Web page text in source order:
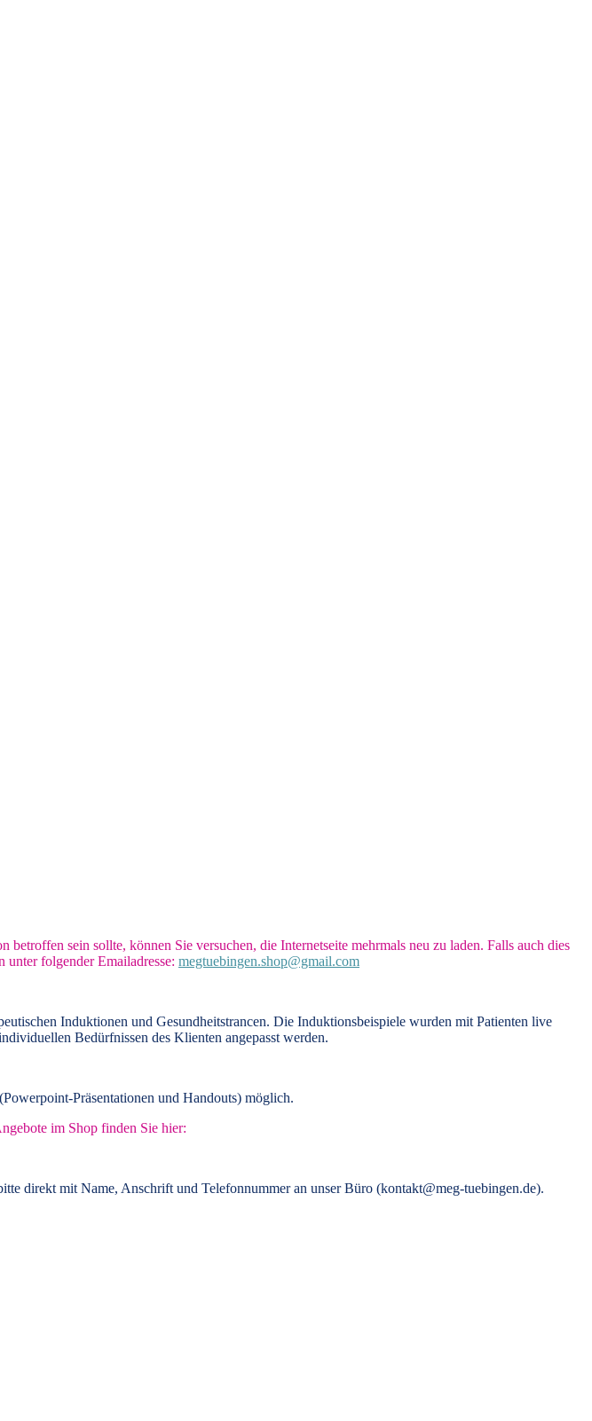
sein sollte, können Sie versuchen, die Internetseite mehrmals neu zu laden. Falls auch dies
folgender Emailadresse: megtuebingen.shop@gmail.com
Induktionen und Gesundheitstrancen. Die Induktionsbeispiele wurden mit Patienten live
Bedürfnissen des Klienten angepasst werden.
(Powerpoint-Präsentationen und Handouts) möglich.
im Shop finden Sie hier:
direkt mit Name, Anschrift und Telefonnummer an unser Büro (kontakt@meg-tuebingen.de).